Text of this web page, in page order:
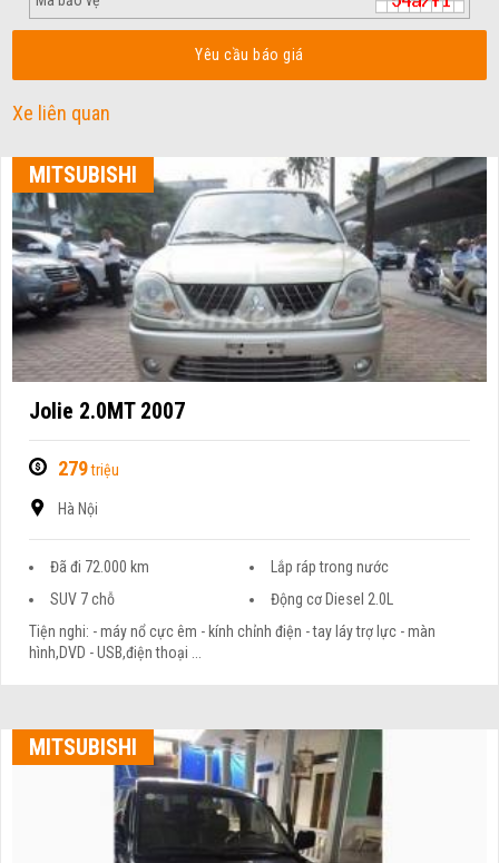
Yêu cầu báo giá
Xe liên quan
MITSUBISHI
Jolie 2.0MT 2007
279triệu
Hà Nội
Đã đi 72.000 km
Lắp ráp trong nước
SUV 7 chỗ
Động cơ Diesel 2.0L
Tiện nghi: - máy nổ cực êm - kính chỉnh điện - tay láy trợ lực - màn
hình,DVD - USB,điện thoại ...
MITSUBISHI